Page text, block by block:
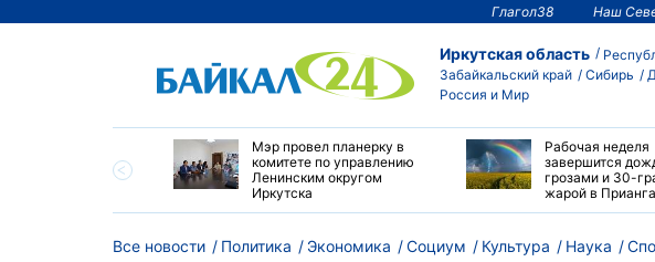
Глагол38 Наш
Иркутская область
Забайкальский край
Сибирь
Россия и Мир
сделать
Мэр провел планерку в
комитете по управлению
Ленинским округом
Иркутска
Рабочая неделя
завершится
грозами и 30-
жарой в
Все новости Политика Экономика Социум Культура Наука